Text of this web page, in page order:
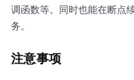
调函数等。同时也能在断点
务。
注意事项